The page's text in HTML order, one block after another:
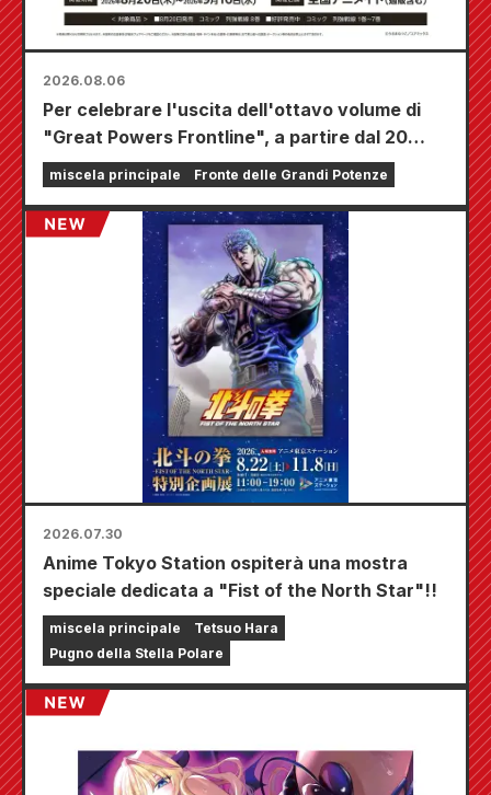
2026.08.06
Per celebrare l'uscita dell'ottavo volume di
"Great Powers Frontline", a partire dal 20
agosto si terrà una fiera a tempo limitato
presso i negozi Animate di tutta la nazione,
dove potrete aggiudicarvi una mini card
disegnata appositamente (4 tipi in totale)!
miscela principale Fronte delle Grandi Potenze
2026.07.30
Anime Tokyo Station ospiterà una mostra
speciale dedicata a "Fist of the North Star"!!
miscela principale
Tetsuo Hara
Pugno della Stella Polare